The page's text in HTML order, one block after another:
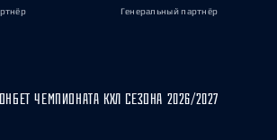
Генеральный партнёр
ЧЕМПИОНАТА КХЛ СЕЗОНА 2026/2027